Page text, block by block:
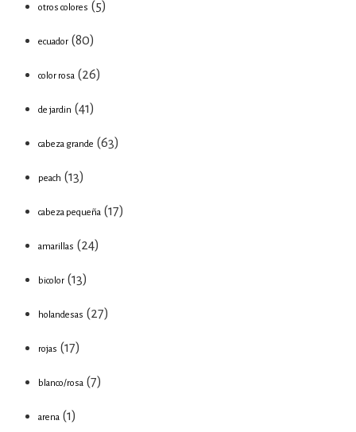
otros colores (5)
ecuador (80)
color rosa (26)
de jardin (41)
cabeza grande (63)
peach (13)
cabeza pequeña (17)
amarillas (24)
bicolor (13)
holandesas (27)
rojas (17)
blanco/rosa (7)
arena (1)